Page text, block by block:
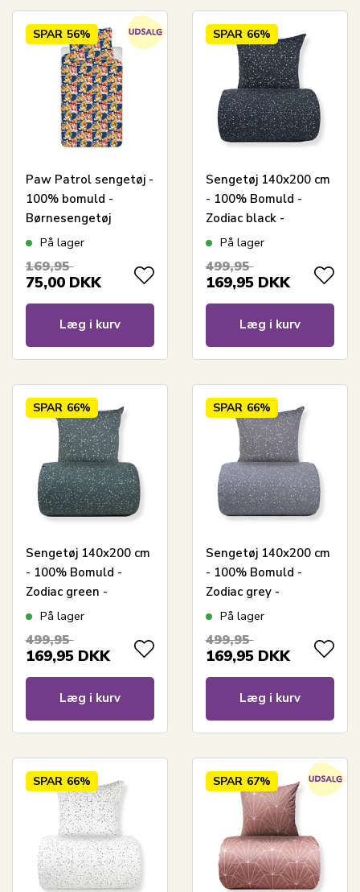
SPAR 56%
Paw Patrol sengetøj -
100% bomuld -
Børnesengetøj
140x200 cm - Blå -
Rubble
På lager
169,95
75,00 DKK
Læg i kurv
SPAR 66%
Sengetøj 140x200 cm
- 100% Bomuld -
Zodiac black -
Vendbart med
På lager
499,95
169,95 DKK
Læg i kurv
SPAR 66%
Sengetøj 140x200 cm
- 100% Bomuld -
Zodiac green -
Vendbart med
På lager
499,95
169,95 DKK
Læg i kurv
SPAR 66%
Sengetøj 140x200 cm
- 100% Bomuld -
Zodiac grey -
Vendbart med
På lager
499,95
169,95 DKK
Læg i kurv
SPAR 66% SPAR 67%